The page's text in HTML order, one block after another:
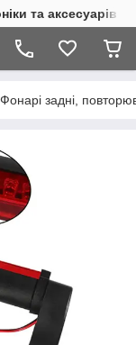
та аксесуарів в
Фонарі задні,